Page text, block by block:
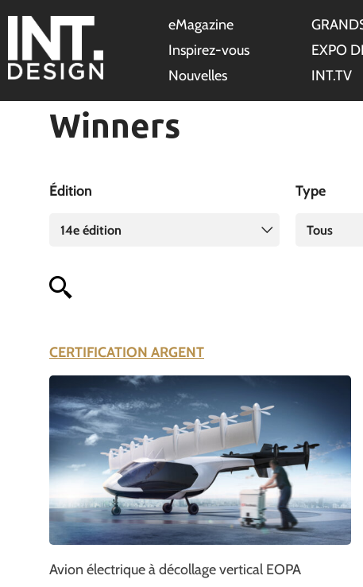
eMagazine
Inspirez-vous
Nouvelles
EXPO
INT.TV
Winners
Édition
14e édition
Type
Tous
CERTIFICATION ARGENT
Avion électrique à décollage vertical EOPA